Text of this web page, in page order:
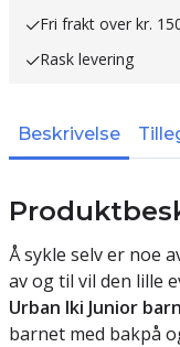
Fri frakt over kr.
Rask levering
Beskrivelse
Å sykle selv er noe
av og til vil den lille
Urban Iki Junior
barnet med bakpå